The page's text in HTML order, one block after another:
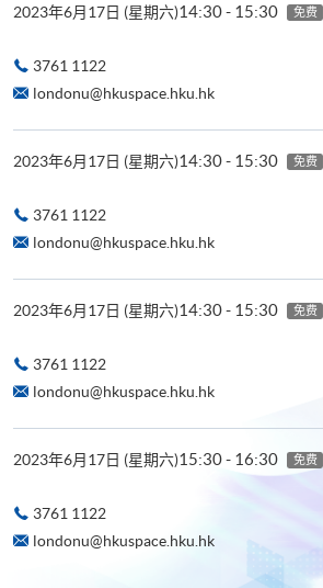
2023年6月17日 (星期六)14:30 - 15:30 免费
3761 1122
londonu@hkuspace.hku.hk
2023年6月17日 (星期六)14:30 - 15:30 免费
3761 1122
londonu@hkuspace.hku.hk
2023年6月17日 (星期六)14:30 - 15:30 免费
3761 1122
londonu@hkuspace.hku.hk
2023年6月17日 (星期六)15:30 - 16:30 免费
3761 1122
londonu@hkuspace.hku.hk